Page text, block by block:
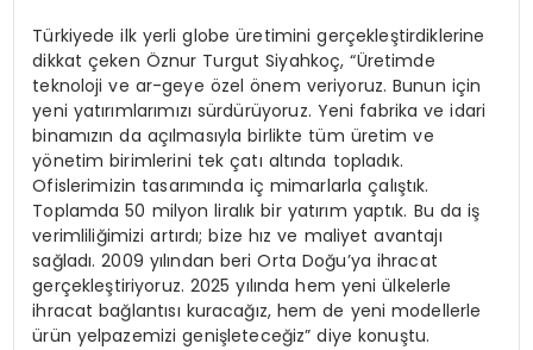
Türkiyede ilk yerli globe üretimini gerçekleştirdiklerine
dikkat çeken Öznur Turgut Siyahkoç, “Üretimde
teknoloji ve ar-geye özel önem veriyoruz. Bunun için
yeni yatırımlarımızı sürdürüyoruz. Yeni fabrika ve idari
binamızın da açılmasıyla birlikte tüm üretim ve
yönetim birimlerini tek çatı altında topladık.
Ofislerimizin tasarımında iç mimarlarla çalıştık.
Toplamda 50 milyon liralık bir yatırım yaptık. Bu da iş
verimliliğimizi artırdı; bize hız ve maliyet avantajı
sağladı. 2009 yılından beri Orta Doğu’ya ihracat
gerçekleştiriyoruz. 2025 yılında hem yeni ülkelerle
ihracat bağlantısı kuracağız, hem de yeni modellerle
ürün yelpazemizi genişleteceğiz” diye konuştu.